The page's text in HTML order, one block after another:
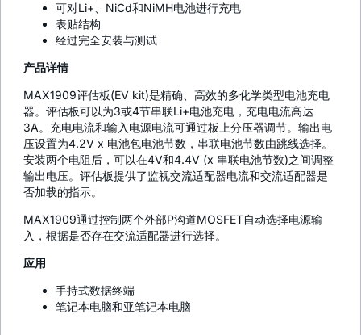
可对Li+、NiCd和NiMH电池进行充电
表贴结构
经过完全安装与测试
产品详情
MAX1909评估板(EV kit)是精确、高效的多化学类型电池充电
器。评估板可以为3或4节串联Li+电池充电，充电电流高达
3A。充电电流和输入电源电流可通过板上分压器调节。输出电
压设置为4.2V x 电池包电池节数，串联电池节数由跳线选择。
安装两个电阻后，可以在4V和4.4V (x 串联电池节数)之间调整
输出电压。评估板提供了监视交流适配器电流和交流适配器是
否加载的指示。
MAX1909通过控制两个外部P沟道MOSFET自动选择电源输
入，根据是否存在交流适配器进行选择。
应用
手持式数据终端
笔记本电脑和亚笔记本电脑